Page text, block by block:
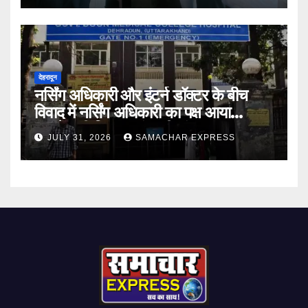
देहरादून
नर्सिंग अधिकारी और इंटर्न डॉक्टर के बीच
विवाद में नर्सिंग अधिकारी का पक्ष आया
सामने,करी निष्पक्ष जांच की मांग
JULY 31, 2026 SAMACHAR EXPRESS